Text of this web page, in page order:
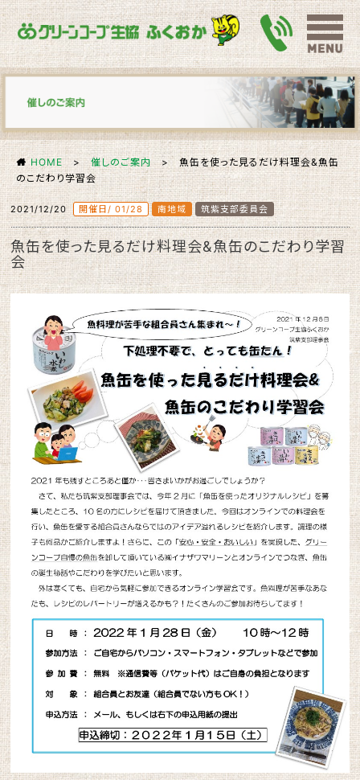
HOME >催しのご案内>魚缶を使った見るだけ料理会&魚缶
のこだわり学習会
2021/12/20 開催日/ 01/28 南地域 筑紫支部委員会
魚缶を使った見るだけ料理会&魚缶のこだわり学習
会